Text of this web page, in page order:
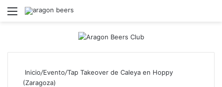
Menú
Inicio/Evento/Tap Takeover de Caleya en Hoppy
(Zaragoza)